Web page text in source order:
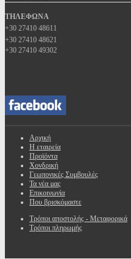
ΤΗΛΕΦΩΝΑ
+30 27410 48611
+30 27410 48621
+30 27410 49302
Αρχική
Η εταιρεία
Προϊόντα
Χονδρική
Γεωπονικές Συμβουλές
Τα νέα μας
Επικοινωνία
Που βρισκόμαστε
Τρόποι αποστολής - Μεταφορικά
Τρόποι πληρωμής